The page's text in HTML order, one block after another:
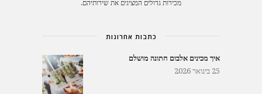
מכירות גדולים המציגים את שירותיהם.
כתבות אחרונות
איך מכינים אלבום חתונה מושלם
25 בינואר 2026